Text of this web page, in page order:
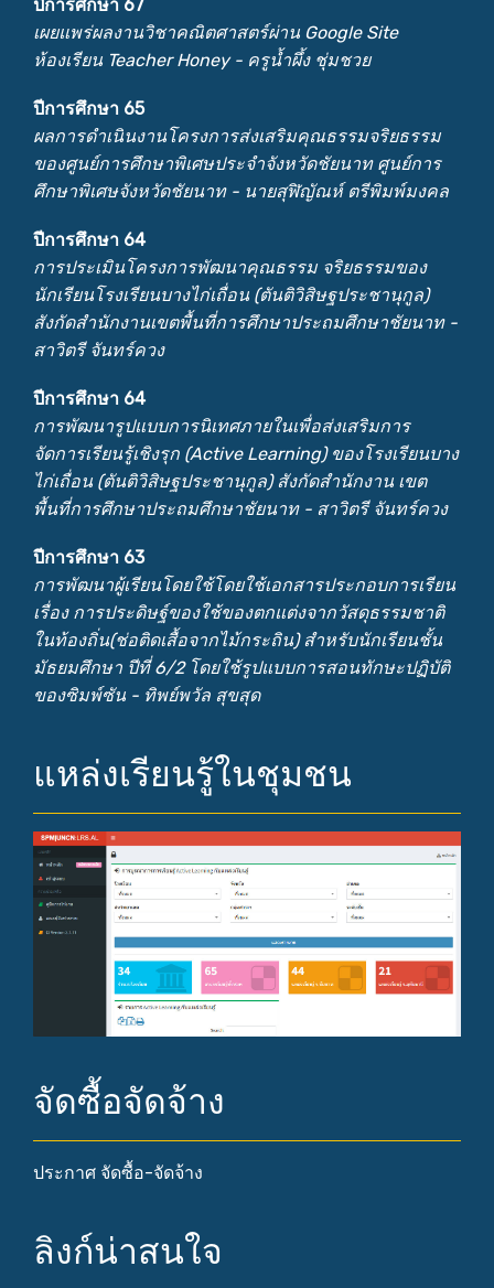
ปีการศึกษา 67
เผยแพร่ผลงานวิชาคณิตศาสตร์ผ่าน Google Site
ห้องเรียน Teacher Honey - ครูน้ำผึ้ง ชุ่มชวย
ปีการศึกษา 65
ผลการดำเนินงานโครงการส่งเสริมคุณธรรมจริยธรรม
ของศูนย์การศึกษาพิเศษประจำจังหวัดชัยนาท ศูนย์การ
ศึกษาพิเศษจังหวัดชัยนาท - นายสุฬิญัณห์ ตรีพิมพ์มงคล
ปีการศึกษา 64
การประเมินโครงการพัฒนาคุณธรรม จริยธรรมของ
นักเรียนโรงเรียนบางไก่เถื่อน (ตันติวิสิษฐประชานุกูล)
สังกัดสำนักงานเขตพื้นที่การศึกษาประถมศึกษาชัยนาท -
สาวิตรี จันทร์ควง
ปีการศึกษา 64
การพัฒนารูปแบบการนิเทศภายในเพื่อส่งเสริมการ
จัดการเรียนรู้เชิงรุก (Active Learning) ของโรงเรียนบาง
ไก่เถื่อน (ตันติวิสิษฐประชานุกูล) สังกัดสำนักงาน เขต
พื้นที่การศึกษาประถมศึกษาชัยนาท - สาวิตรี จันทร์ควง
ปีการศึกษา 63
การพัฒนาผู้เรียนโดยใช้โดยใช้เอกสารประกอบการเรียน
เรื่อง การประดิษฐ์ของใช้ของตกแต่งจากวัสดุธรรมชาติ
ในท้องถิ่น(ช่อติดเสื้อจากไม้กระถิน) สำหรับนักเรียนชั้น
มัธยมศึกษา ปีที่ 6/2 โดยใช้รูปแบบการสอนทักษะปฏิบัติ
ของซิมพ์ซัน - ทิพย์พวัล สุขสุด
แหล่งเรียนรู้ในชุมชน
จัดซื้อจัดจ้าง
ประกาศ จัดซื้อ-จัดจ้าง
ลิงก์น่าสนใจ